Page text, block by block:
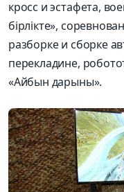
кросс и эстафета,
бірлікте»,
разборке и сборке
перекладине,
«Айбын дарыны».